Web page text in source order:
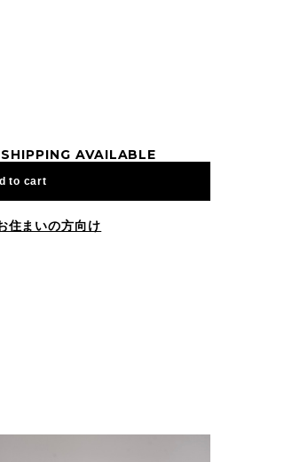
AVAILABLE
to cart
住まいの方向け